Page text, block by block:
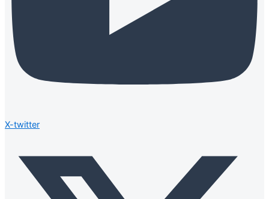
X-twitter